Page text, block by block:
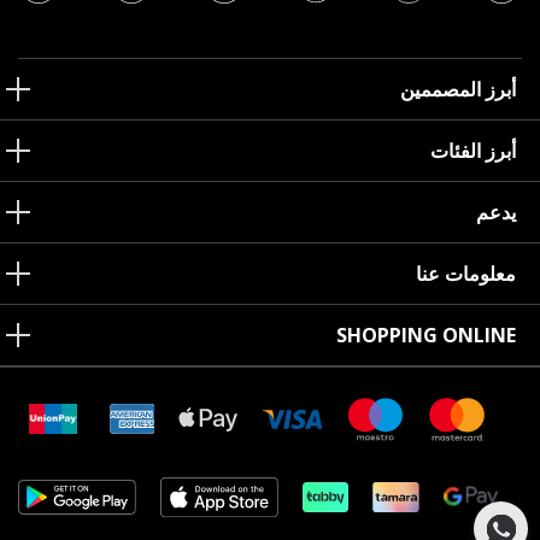
أبرز المصممين
أبرز الفئات
يدعم
معلومات عنا
SHOPPING ONLINE